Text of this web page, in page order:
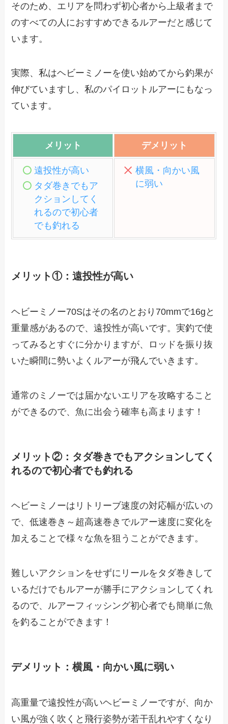
そのため、エリアを問わず初心者から上級者まで
のすべての人におすすめできるルアーだと感じて
います。
実際、私はヘビーミノーを使い始めてから釣果が
伸びていますし、私のパイロットルアーにもなっ
ています。
メリット デメリット
遠投性が高い
タダ巻きでもア
クションしてく
れるので初心者
でも釣れる
横風・向かい風
に弱い
メリット①：遠投性が高い
ヘビーミノー70Sはその名のとおり70mmで16gと
重量感があるので、遠投性が高いです。実釣で使
ってみるとすぐに分かりますが、ロッドを振り抜
いた瞬間に勢いよくルアーが飛んでいきます。
通常のミノーでは届かないエリアを攻略すること
ができるので、魚に出会う確率も高まります！
メリット②：タダ巻きでもアクションしてく
れるので初心者でも釣れる
ヘビーミノーはリトリーブ速度の対応幅が広いの
で、低速巻き～超高速巻きでルアー速度に変化を
加えることで様々な魚を狙うことができます。
難しいアクションをせずにリールをタダ巻きして
いるだけでもルアーが勝手にアクションしてくれ
るので、ルアーフィッシング初心者でも簡単に魚
を釣ることができます！
デメリット：横風・向かい風に弱い
高重量で遠投性が高いヘビーミノーですが、向か
い風が強く吹くと飛行姿勢が若干乱れやすくなり